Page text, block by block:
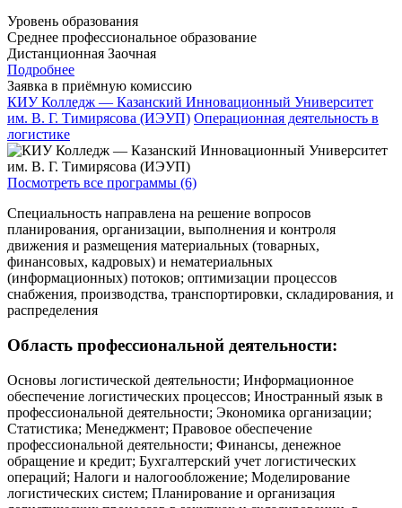
Уровень образования
Среднее профессиональное образование
Дистанционная Заочная
Подробнее
Заявка в приёмную комиссию
КИУ Колледж — Казанский Инновационный Университет
им. В. Г. Тимирясова (ИЭУП) Операционная деятельность в
логистике
Посмотреть все программы (6)
Специальность направлена на решение вопросов
планирования, организации, выполнения и контроля
движения и размещения материальных (товарных,
финансовых, кадровых) и нематериальных
(информационных) потоков; оптимизации процессов
снабжения, производства, транспортировки, складирования, и
распределения
Область профессиональной деятельности:
Основы логистической деятельности; Информационное
обеспечение логистических процессов; Иностранный язык в
профессиональной деятельности; Экономика организации;
Статистика; Менеджмент; Правовое обеспечение
профессиональной деятельности; Финансы, денежное
обращение и кредит; Бухгалтерский учет логистических
операций; Налоги и налогообложение; Моделирование
логистических систем; Планирование и организация